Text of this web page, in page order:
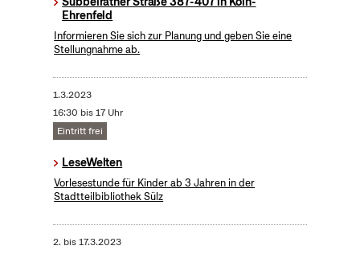
Ehrenfeld
Informieren Sie sich zur Planung und geben Sie eine
Stellungnahme ab.
1.3.2023
16:30 bis 17 Uhr
Eintritt frei
LeseWelten
Vorlesestunde für Kinder ab 3 Jahren in der
Stadtteilbibliothek Sülz
2. bis17.3.2023